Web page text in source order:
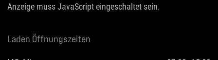
Anzeige muss JavaScript eingeschaltet sein.
Laden Öffnungszeiten